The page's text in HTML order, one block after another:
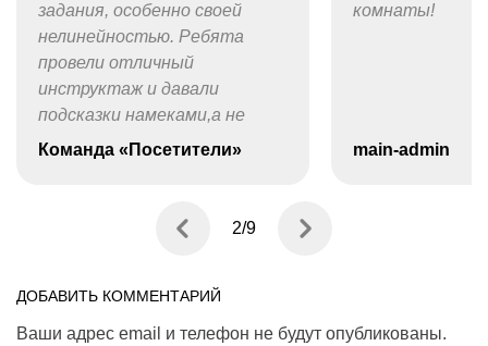
задания, особенно своей
нелинейностью. Ребята
провели отличный
инструктаж и давали
подсказки намеками,а не
готовыми решениями, что
спрашивать каждый раз,
«Изоляция» желаю
придерживаться заданных
Команда «Посетители»
комнаты!
main-admin
2/9
ДОБАВИТЬ КОММЕНТАРИЙ
Ваши адрес email и телефон не будут опубликованы.